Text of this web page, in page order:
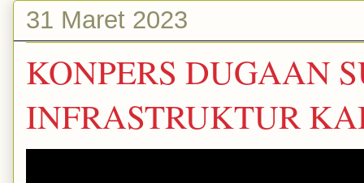
31 Maret 2023
KONPERS DUGAAN
INFRASTRUKTUR